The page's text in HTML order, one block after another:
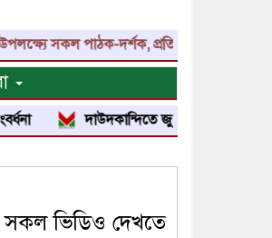
সকল পাঠক-দর্শক, প্রতিনিধি, শুভাকাঙ্ক্ষী,
দাউদকান্দিতে জুলাই শহীদ পরিবার ও জুলাই
ভিডিও দেখতে